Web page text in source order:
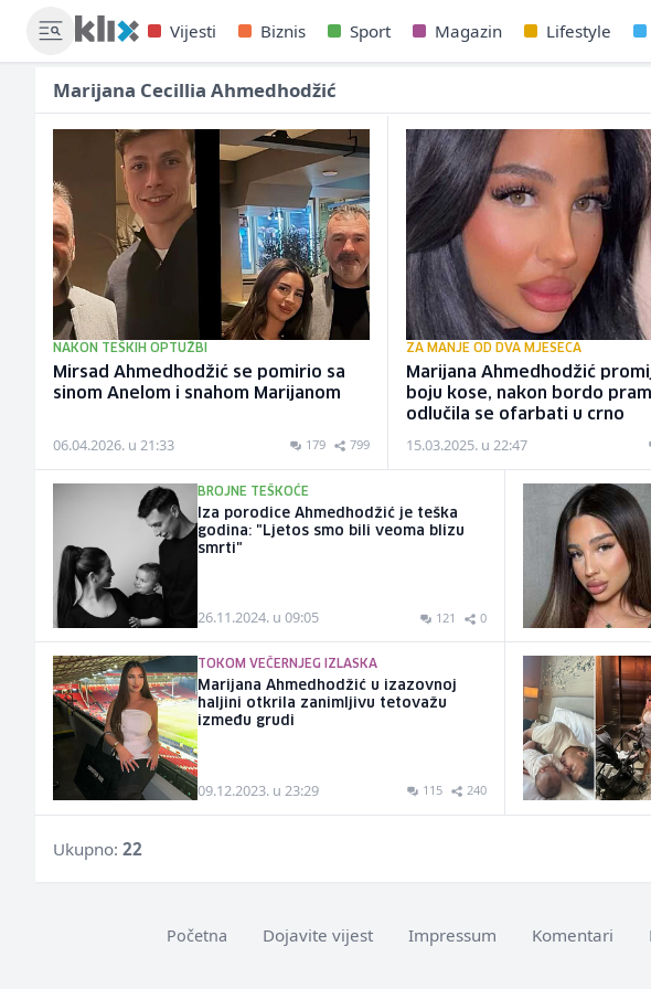
Vijesti Biznis Sport Magazin Lifestyle
Marijana Cecillia Ahmedhodžić
NAKON TEŠKIH OPTUŽBI
Mirsad Ahmedhodžić se pomirio sa
sinom Anelom i snahom Marijanom
06.04.2026. u 21:33 179 799
ZA MANJE OD DVA MJESECA
Marijana Ahmedhodžić
boju kose, nakon bordo
odlučila se ofarbati u crno
15.03.2025. u 22:47
BROJNE TEŠKOĆE
Iza porodice Ahmedhodžić je teška
godina: "Ljetos smo bili veoma blizu
smrti"
26.11.2024. u 09:05 121 0
TOKOM VEČERNJEG IZLASKA
Marijana Ahmedhodžić u izazovnoj
haljini otkrila zanimljivu tetovažu
između grudi
09.12.2023. u 23:29 115 240
Ukupno: 22
Početna Dojavite vijest Impressum Komentari